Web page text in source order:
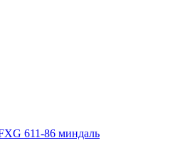
611-86 миндаль